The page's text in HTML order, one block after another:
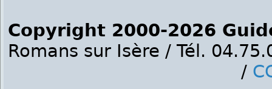
Copyright 2000-2026
Romans sur Isère / Tél.
/